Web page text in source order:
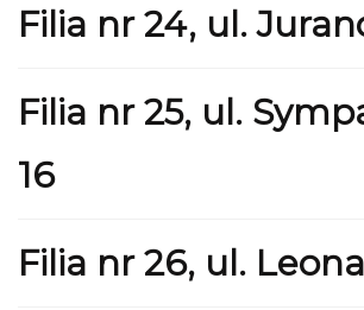
Filia nr 24, ul.
Filia nr 25, ul.
16
Filia nr 26, ul.